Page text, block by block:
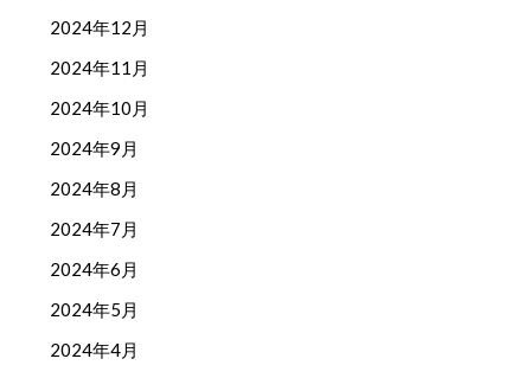
2024年12月
2024年11月
2024年10月
2024年9月
2024年8月
2024年7月
2024年6月
2024年5月
2024年4月